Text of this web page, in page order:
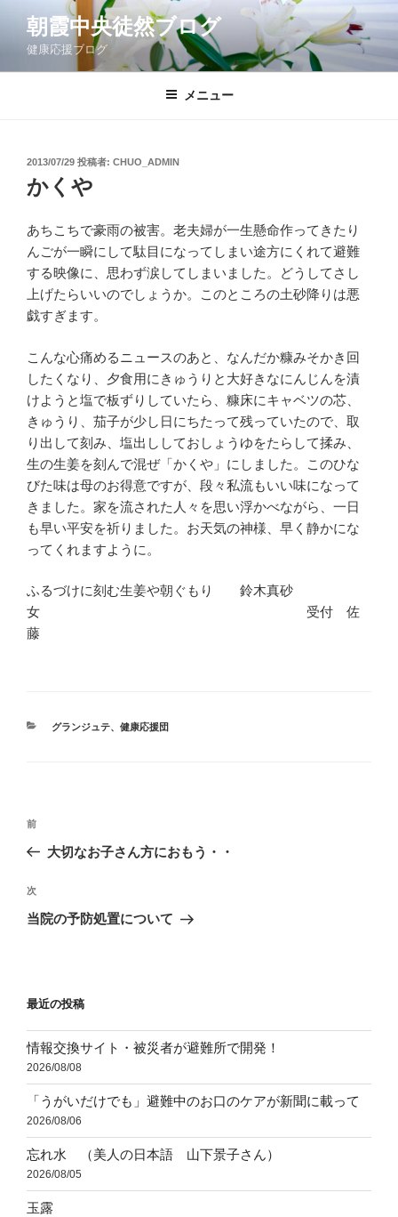
ン
朝霞中央徒然ブログ
健康応援ブログ
メニュー
投
稿
日:
2013/07/29 投稿者: CHUO_ADMIN
かくや
あちこちで豪雨の被害。老夫婦が一生懸命作ってきたり
んごが一瞬にして駄目になってしまい途方にくれて避難
する映像に、思わず涙してしまいました。どうしてさし
上げたらいいのでしょうか。このところの土砂降りは悪
戯すぎます。
こんな心痛めるニュースのあと、なんだか糠みそかき回
したくなり、夕食用にきゅうりと大好きなにんじんを漬
けようと塩で板ずりしていたら、糠床にキャベツの芯、
きゅうり、茄子が少し日にちたって残っていたので、取
り出して刻み、塩出ししておしょうゆをたらして揉み、
生の生姜を刻んで混ぜ「かくや」にしました。このひな
びた味は母のお得意ですが、段々私流もいい味になって
きました。家を流された人々を思い浮かべながら、一日
も早い平安を祈りました。お天気の神様、早く静かにな
ってくれますように。
ふるづけに刻む生姜や朝ぐもり 鈴木真砂
女 受付 佐
藤
カ
グランジュテ、 健康応援団
投
ビ
ゲ
ン
前
の
稿
前
大切なお子さん方におもう・・
次
の
次
当院の予防処置について
最近の投稿
情報交換サイト・被災者が避難所で開発！
2026/08/08
「うがいだけでも」避難中のお口のケアが新聞に載って
2026/08/06
忘れ水 （美人の日本語 山下景子さん）
2026/08/05
玉露